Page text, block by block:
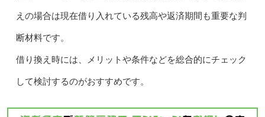
えの場合は現在借り入れている残高や返済期間も重要な判
断材料です。
借り換え時には、メリットや条件などを総合的にチェック
して検討するのがおすすめです。